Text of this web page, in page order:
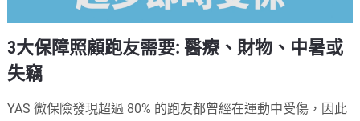
3大保障照顧跑友需要: 醫療、財物、中暑或
失竊
YAS 微保險發現超過 80% 的跑友都曾經在運動中受傷，因此